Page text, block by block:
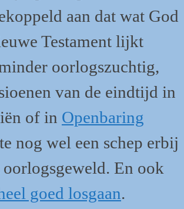
aan dat wat God
Testament lijkt
oorlogszuchtig,
van de eindtijd in
of in Openbaring
nog wel een schep erbij
En ook
goed losgaan.